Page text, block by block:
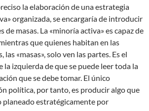
la elaboración de una estrategia
organizada, se encargaría de introducir
de masas. La «minoría activa» es capaz de
que quienes habitan en las
las «masas», solo ven las partes. Es el
la izquierda de que se puede leer toda la
que se debe tomar. El único
política, por tanto, es producir algo que
planeado estratégicamente por